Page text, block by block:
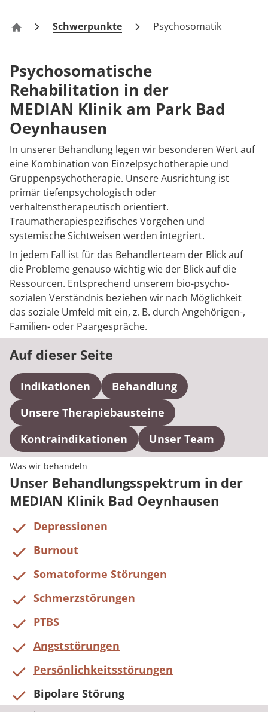
Klinik am Park Bad Oeynhausen
Schwerpunkte Psychosomatik
Psychosomatische
Rehabilitation in der
MEDIAN Klinik am Park Bad
Oeynhausen
In unserer Behandlung legen wir besonderen Wert auf
eine Kombination von Einzelpsychotherapie und
Gruppenpsychotherapie. Unsere Ausrichtung ist
primär tiefenpsychologisch oder
verhaltenstherapeutisch orientiert.
Traumatherapiespezifisches Vorgehen und
systemische Sichtweisen werden integriert.
In jedem Fall ist für das Behandlerteam der Blick auf
die Probleme genauso wichtig wie der Blick auf die
Ressourcen. Entsprechend unserem bio-psycho-
sozialen Verständnis beziehen wir nach Möglichkeit
das soziale Umfeld mit ein, z. B. durch Angehörigen-,
Familien- oder Paargespräche.
Auf dieser Seite
Indikationen
Behandlung
Unsere Therapiebausteine
Kontraindikationen
Unser Team
Was wir behandeln
Unser Behandlungsspektrum in der
MEDIAN Klinik Bad Oeynhausen
Depressionen
Burnout
Somatoforme Störungen
Schmerzstörungen
PTBS
Angststörungen
Persönlichkeitsstörungen
Bipolare Störung